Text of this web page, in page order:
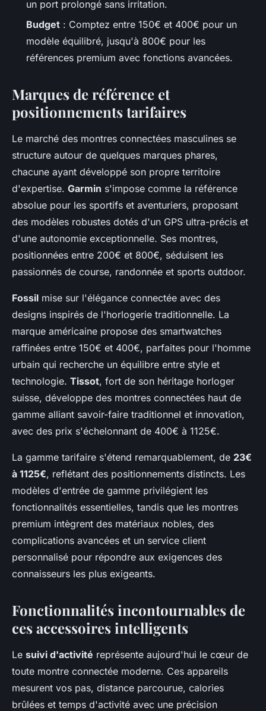
un port prolongé sans irritation.
Budget : Comptez entre 150€ et 400€ pour un
modèle équilibré, jusqu'à 800€ pour les
références premium avec fonctions avancées.
Marques de référence et
positionnements tarifaires
Le marché des montres connectées masculines se
structure autour de quelques marques phares,
chacune ayant développé son propre territoire
d'expertise. Garmin s'impose comme la référence
absolue pour les sportifs et aventuriers, proposant
des modèles robustes dotés d'un GPS ultra-précis et
d'une autonomie exceptionnelle. Ses montres,
positionnées entre 200€ et 800€, séduisent les
passionnés de course, randonnée et sports outdoor.
Fossil mise sur l'élégance connectée avec des
designs inspirés de l'horlogerie traditionnelle. La
marque américaine propose des smartwatches
raffinées entre 150€ et 400€, parfaites pour l'homme
urbain qui recherche un équilibre entre style et
technologie. Tissot, fort de son héritage horloger
suisse, développe des montres connectées haut de
gamme alliant savoir-faire traditionnel et innovation,
avec des prix s'échelonnant de 400€ à 1125€.
La gamme tarifaire s'étend remarquablement, de 23€
à 1125€, reflétant des positionnements distincts. Les
modèles d'entrée de gamme privilégient les
fonctionnalités essentielles, tandis que les montres
premium intègrent des matériaux nobles, des
complications avancées et un service client
personnalisé pour répondre aux exigences des
connaisseurs les plus exigeants.
Fonctionnalités incontournables de
ces accessoires intelligents
Le suivi d'activité représente aujourd'hui le cœur de
toute montre connectée moderne. Ces appareils
mesurent vos pas, distance parcourue, calories
brûlées et temps d'activité avec une précision